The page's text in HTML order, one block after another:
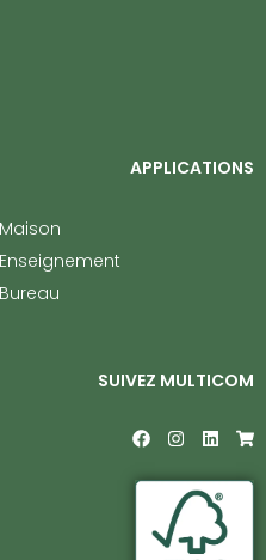
APPLICATIONS
Maison
Enseignement
Bureau
SUIVEZ MULTICOM
F
a
e
I
n
t
a
g
r
L
i
k
e
d
i
S
h
p